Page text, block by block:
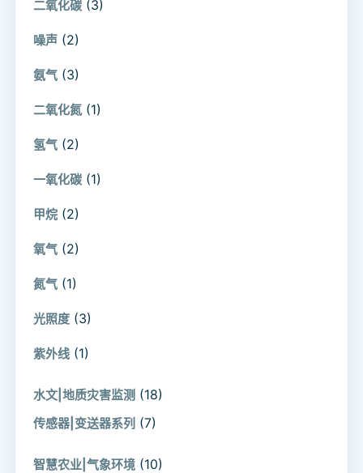
二氧化碳 (3)
噪声 (2)
氨气 (3)
二氧化氮 (1)
氢气 (2)
一氧化碳 (1)
甲烷 (2)
氧气 (2)
氮气 (1)
光照度 (3)
紫外线 (1)
水文|地质灾害监测 (18)
传感器|变送器系列 (7)
智慧农业|气象环境 (10)